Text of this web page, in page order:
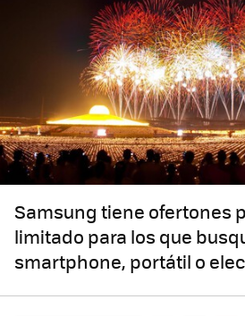
Samsung tiene ofertones
limitado para los que
smartphone, portátil o